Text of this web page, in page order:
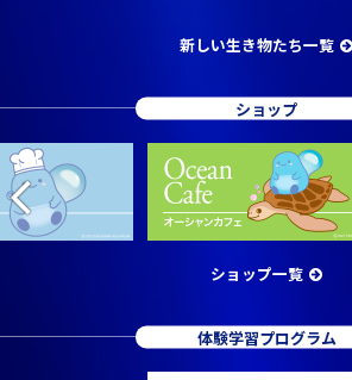
新しい生き物たち一覧
ショップ
ショップ一覧
体験学習プログラム